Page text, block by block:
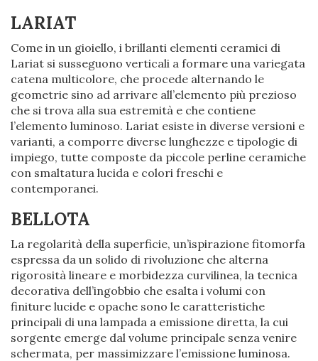
LARIAT
Come in un gioiello, i brillanti elementi ceramici di
Lariat si susseguono verticali a formare una variegata
catena multicolore, che procede alternando le
geometrie sino ad arrivare all’elemento più prezioso
che si trova alla sua estremità e che contiene
l’elemento luminoso. Lariat esiste in diverse versioni e
varianti, a comporre diverse lunghezze e tipologie di
impiego, tutte composte da piccole perline ceramiche
con smaltatura lucida e colori freschi e
contemporanei.
BELLOTA
La regolarità della superficie, un’ispirazione fitomorfa
espressa da un solido di rivoluzione che alterna
rigorosità lineare e morbidezza curvilinea, la tecnica
decorativa dell’ingobbio che esalta i volumi con
finiture lucide e opache sono le caratteristiche
principali di una lampada a emissione diretta, la cui
sorgente emerge dal volume principale senza venire
schermata, per massimizzare l’emissione luminosa.